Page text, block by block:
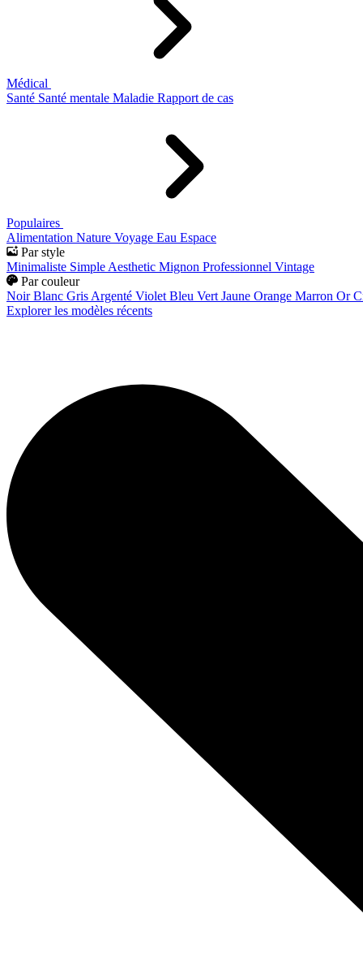
Médical
Santé Santé mentale Maladie Rapport de cas
Populaires
Alimentation Nature Voyage Eau Espace
Par style
Minimaliste Simple Aesthetic Mignon Professionnel Vintage
Par couleur
Noir Blanc Gris Argenté Violet Bleu Vert Jaune Orange Marron Or
Explorer les modèles récents